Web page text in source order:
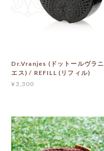
Dr.Vranjes (ドットールヴラニ
エス) / REFILL (リフィル)
¥3,300